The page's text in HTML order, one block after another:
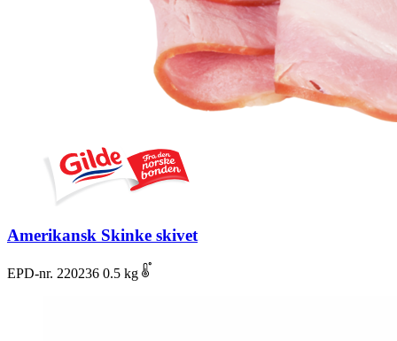
Amerikansk Skinke skivet
EPD-nr. 220236 0.5 kg